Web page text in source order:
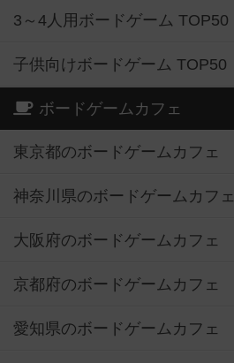
3～4人用ボードゲーム TOP50
子供向けボードゲーム TOP50
ボードゲームカフェ
東京都のボードゲームカフェ
神奈川県のボードゲームカフェ
大阪府のボードゲームカフェ
京都府のボードゲームカフェ
愛知県のボードゲームカフェ